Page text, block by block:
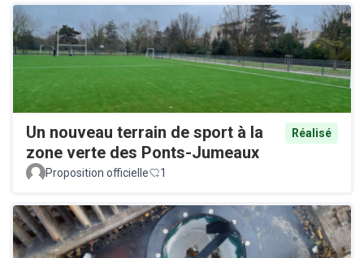
Un nouveau terrain de sport à la
zone verte des Ponts-Jumeaux
Réalisé
Proposition officielle 1